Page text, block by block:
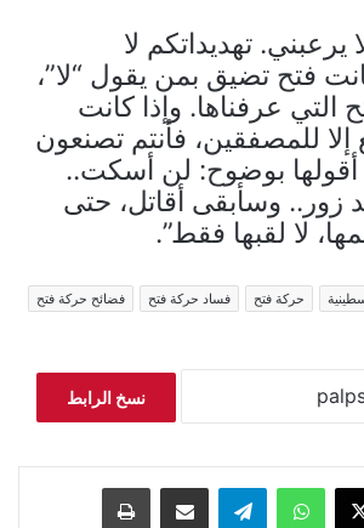
يرعبني. تهديداتكم لا
فتح تضيق بمن يقول “لا”،
عرفناها. وإذا كانت
إلا للمصفقين، فأنتم تصنعون
أقولها بوضوح: لن أسكت..
زور.. وسأبقى أقاتل، حتى
لا لقبها فقط”.
حركة فتح فساد حركة فتح
فضائح حركة فتح
نسخ الرابط
‫X واتساب تيلقرام مشاركة عبر البريد طباعة